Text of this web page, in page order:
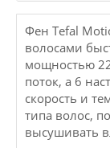
Фен Tefal
волосами
мощностью
поток, а 6
скорость и
типа волос,
высушивать